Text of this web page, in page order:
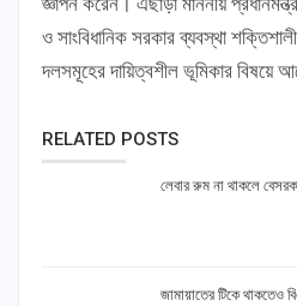
ও সাংবিধানিক সরকার ব্যবস্থা শক্তিশালী
দলসমূহের দায়িত্বশীল ভূমিকার বিষয়ে
RELATED POSTS
লেবার রুম না থাকলে
জামায়াতের টিকে থাকতেও